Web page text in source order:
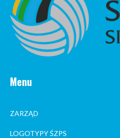
Menu
ZARZĄD
LOGOTYPY ŚZPS